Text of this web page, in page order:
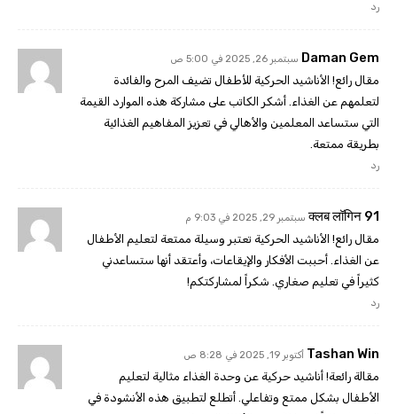
رد
Daman Gem سبتمبر 26, 2025 في 5:00 ص
مقال رائع! الأناشيد الحركية للأطفال تضيف المرح والفائدة
لتعلمهم عن الغذاء. أشكر الكاتب على مشاركة هذه الموارد القيمة
التي ستساعد المعلمين والأهالي في تعزيز المفاهيم الغذائية
بطريقة ممتعة.
رد
91 क्लब लॉगिन سبتمبر 29, 2025 في 9:03 م
مقال رائع! الأناشيد الحركية تعتبر وسيلة ممتعة لتعليم الأطفال
عن الغذاء. أحببت الأفكار والإيقاعات، وأعتقد أنها ستساعدني
كثيراً في تعليم صغاري. شكراً لمشاركتكم!
رد
Tashan Win أكتوبر 19, 2025 في 8:28 ص
مقالة رائعة! أناشيد حركية عن وحدة الغذاء مثالية لتعليم
الأطفال بشكل ممتع وتفاعلي. أتطلع لتطبيق هذه الأنشودة في